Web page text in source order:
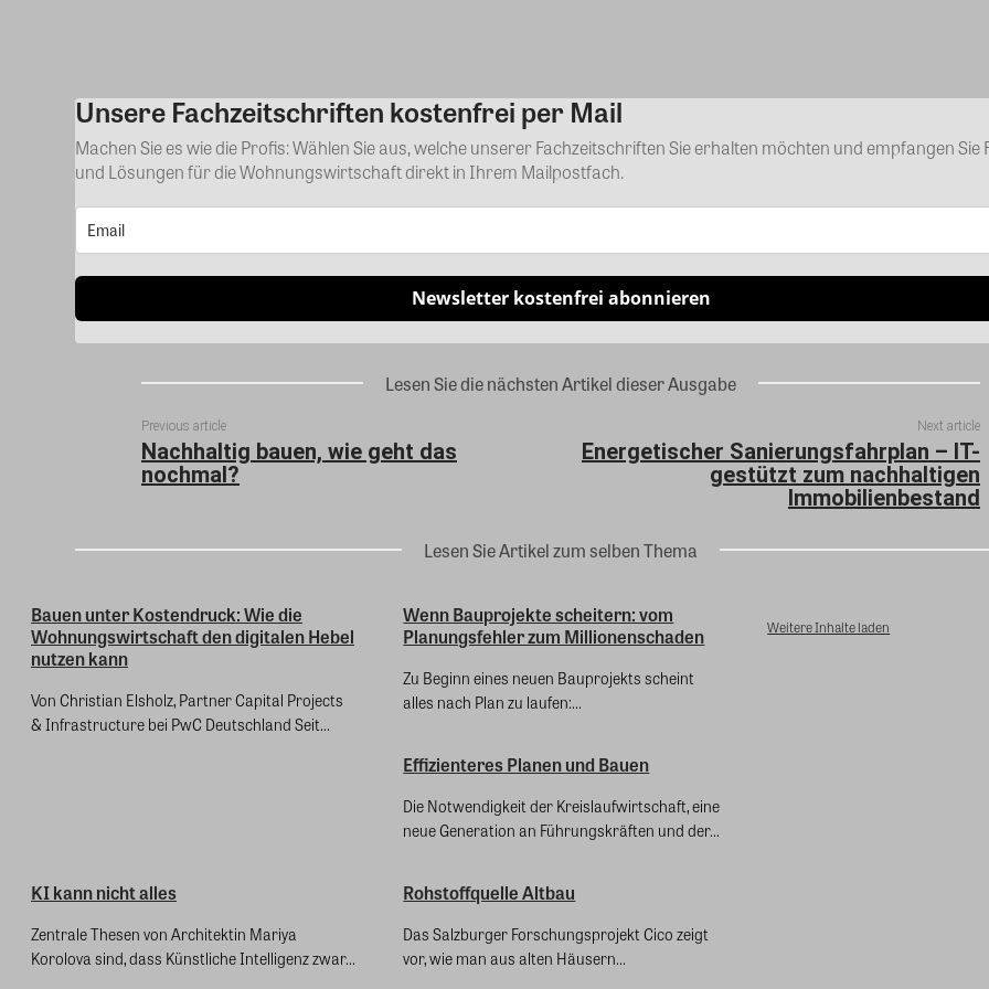
Kommentar
Unsere Fachzeitschriften kostenfrei per Mail
Machen Sie es wie die Profis: Wählen Sie aus, welche unserer Fachzeitschriften Sie erhalten möchten und empfangen Sie
und Lösungen für die Wohnungswirtschaft direkt in Ihrem Mailpostfach.
Newsletter kostenfrei abonnieren
Lesen Sie die nächsten Artikel dieser Ausgabe
Previous article
Nachhaltig bauen, wie geht das
nochmal?
Next article
Energetischer Sanierungsfahrplan – IT-
gestützt zum nachhaltigen
Immobilienbestand
Lesen Sie Artikel zum selben Thema
Bauen unter Kostendruck: Wie die
Wohnungswirtschaft den digitalen Hebel
nutzen kann
Von Christian Elsholz, Partner Capital Projects
& Infrastructure bei PwC Deutschland Seit...
Wenn Bauprojekte scheitern: vom
Planungsfehler zum Millionenschaden
Zu Beginn eines neuen Bauprojekts scheint
alles nach Plan zu laufen:...
Effizienteres Planen und Bauen
Die Notwendigkeit der Kreislaufwirtschaft, eine
neue Generation an Führungskräften und der...
KI kann nicht alles
Zentrale Thesen von Architektin Mariya
Korolova sind, dass Künstliche Intelligenz zwar...
Rohstoffquelle Altbau
Das Salzburger Forschungsprojekt Cico zeigt
vor, wie man aus alten Häusern...
Weitere Inhalte laden